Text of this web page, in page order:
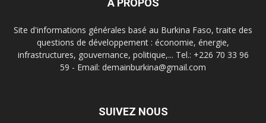
À PROPOS
Site d'informations générales basé au Burkina Faso, traite des
questions de développement : économie, énergie,
infrastructures, gouvernance, politique,... Tel.: +226 70 33 96
59 - Email: demainburkina@gmail.com
SUIVEZ NOUS